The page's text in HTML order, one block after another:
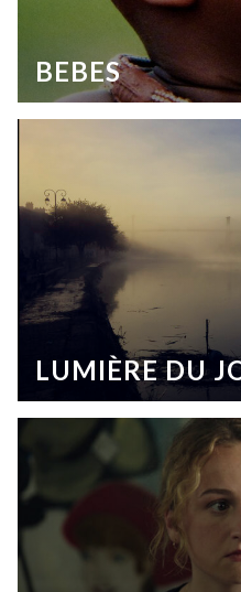
BEBES
LUMIÈRE DU